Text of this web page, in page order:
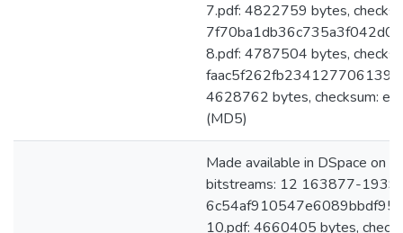
7.pdf: 4822759 bytes,
8.pdf: 4787504 bytes,
4628762 bytes, checksum:
(MD5)
Made available in DSpace on
bitstreams: 12 163877-
10.pdf: 4660405 bytes,